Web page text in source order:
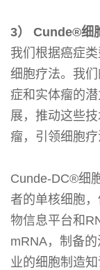
3） Cunde®细
我们根据癌症
细胞疗法。我
症和实体瘤的
展，推动这些
瘤，引领细胞疗
Cunde-DC®细
者的单核细胞
物信息平台和
mRNA，制备
业的细胞制造